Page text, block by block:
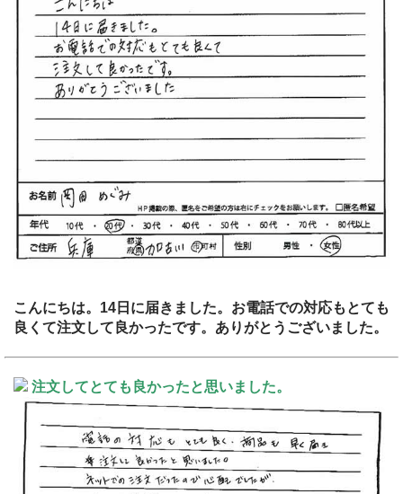
こんにちは。14日に届きました。お電話での対応もとても
良くて注文して良かったです。ありがとうございました。
注文してとても良かったと思いました。